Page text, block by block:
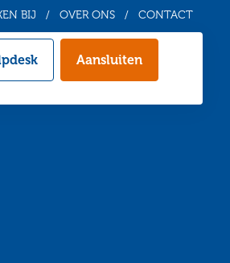
Aansluiten
BIJ OVER ONS CONTACT